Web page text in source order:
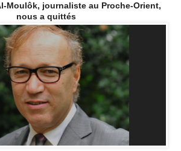
Moulôk, journaliste au Proche-Orient,
nous a quittés